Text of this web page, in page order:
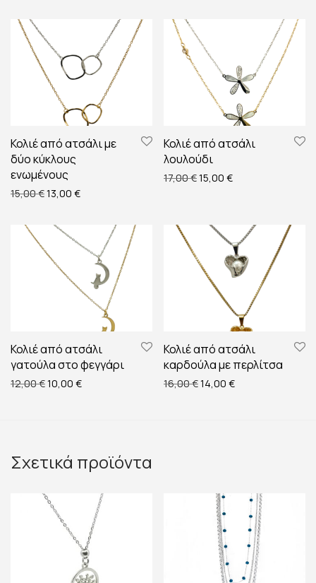
Κολιέ από ατσάλι με
δύο κύκλους
ενωμένους
15,00€Original price was: 15,00 €.
13,00 €Η τρέχουσα τιμή είναι: 13,00 €.
Κολιέ από ατσάλι
λουλούδι
17,00€Original price was: 17,00
15,00 €Η τρέχουσα τιμή
Κολιέ από ατσάλι
γατούλα στο φεγγάρι
12,00€Original price was: 12,00 €.
10,00 €Η τρέχουσα τιμή είναι: 10,00 €.
Κολιέ από ατσάλι
καρδούλα με περλίτσα
16,00€Original price was: 16,00
14,00 €Η τρέχουσα τιμή
Σχετικά προϊόντα